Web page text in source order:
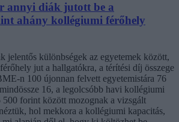
annyi diák jutott be a
ahány kollégiumi férőhely
jelentős különbségek az egyetemek között,
jut a hallgatókra, a térítési díj összege
n 100 újonnan felvett egyetemistára 76
16, a legolcsóbb havi kollégiumi
forint között mozognak a vizsgált
hol mekkora a kollégiumi kapacitás,